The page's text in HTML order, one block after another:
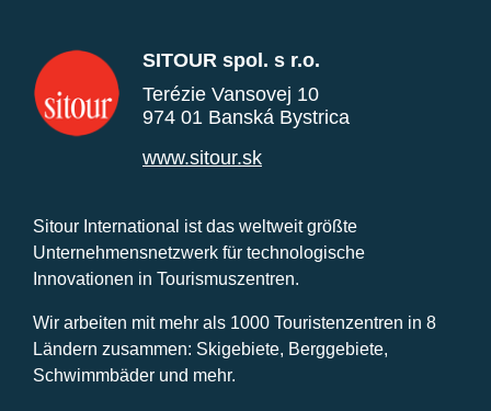
SITOUR spol. s r.o.
Terézie Vansovej 10
974 01 Banská Bystrica
www.sitour.sk
Sitour International ist das weltweit größte
Unternehmensnetzwerk für technologische
Innovationen in Tourismuszentren.
Wir arbeiten mit mehr als 1000 Touristenzentren in 8
Ländern zusammen: Skigebiete, Berggebiete,
Schwimmbäder und mehr.